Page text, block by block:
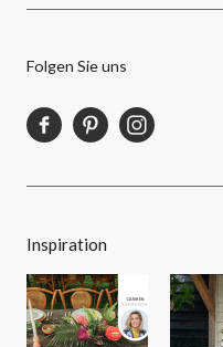
Folgen Sie uns
Inspiration